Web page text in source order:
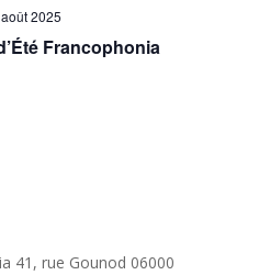
2025
Francophonia
41, rue Gounod 06000